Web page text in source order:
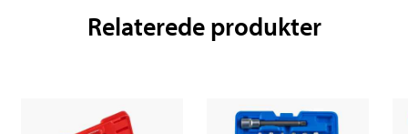
Relaterede produkter